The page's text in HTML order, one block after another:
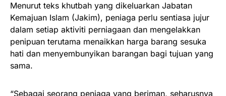
Menurut teks khutbah yang dikeluarkan Jabatan
Kemajuan Islam (Jakim), peniaga perlu sentiasa jujur
dalam setiap aktiviti perniagaan dan mengelakkan
penipuan terutama menaikkan harga barang sesuka
hati dan menyembunyikan barangan bagi tujuan yang
sama.
“Sebagai seorang peniaga yang beriman, seharusnya